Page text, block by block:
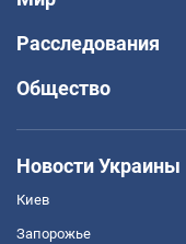
Расследования
Общество
Новости Украины
Киев
Запорожье